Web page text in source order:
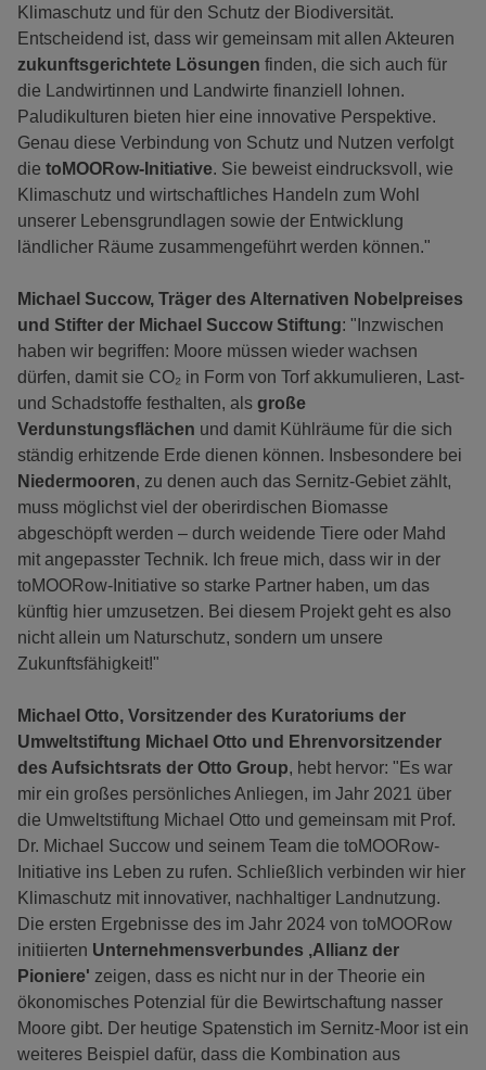
Klimaschutz und für den Schutz der Biodiversität.
Entscheidend ist, dass wir gemeinsam mit allen Akteuren
zukunftsgerichtete Lösungen finden, die sich auch für
die Landwirtinnen und Landwirte finanziell lohnen.
Paludikulturen bieten hier eine innovative Perspektive.
Genau diese Verbindung von Schutz und Nutzen verfolgt
die toMOORow-Initiative. Sie beweist eindrucksvoll, wie
Klimaschutz und wirtschaftliches Handeln zum Wohl
unserer Lebensgrundlagen sowie der Entwicklung
ländlicher Räume zusammengeführt werden können."
Michael Succow, Träger des Alternativen Nobelpreises
und Stifter der Michael Succow Stiftung: "Inzwischen
haben wir begriffen: Moore müssen wieder wachsen
dürfen, damit sie CO₂ in Form von Torf akkumulieren, Last-
und Schadstoffe festhalten, als große
Verdunstungsflächen und damit Kühlräume für die sich
ständig erhitzende Erde dienen können. Insbesondere bei
Niedermooren, zu denen auch das Sernitz-Gebiet zählt,
muss möglichst viel der oberirdischen Biomasse
abgeschöpft werden – durch weidende Tiere oder Mahd
mit angepasster Technik. Ich freue mich, dass wir in der
toMOORow-Initiative so starke Partner haben, um das
künftig hier umzusetzen. Bei diesem Projekt geht es also
nicht allein um Naturschutz, sondern um unsere
Zukunftsfähigkeit!"
Michael Otto, Vorsitzender des Kuratoriums der
Umweltstiftung Michael Otto und Ehrenvorsitzender
des Aufsichtsrats der Otto Group, hebt hervor: "Es war
mir ein großes persönliches Anliegen, im Jahr 2021 über
die Umweltstiftung Michael Otto und gemeinsam mit Prof.
Dr. Michael Succow und seinem Team die toMOORow-
Initiative ins Leben zu rufen. Schließlich verbinden wir hier
Klimaschutz mit innovativer, nachhaltiger Landnutzung.
Die ersten Ergebnisse des im Jahr 2024 von toMOORow
initiierten Unternehmensverbundes ‚Allianz der
Pioniere' zeigen, dass es nicht nur in der Theorie ein
ökonomisches Potenzial für die Bewirtschaftung nasser
Moore gibt. Der heutige Spatenstich im Sernitz-Moor ist ein
weiteres Beispiel dafür, dass die Kombination aus